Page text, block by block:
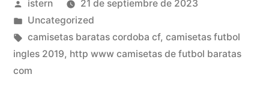
Publicado
por
istern
21 de septiembre de 2023
Publicado
en
Uncategorized
Etiquetas:
camisetas baratas cordoba cf, camisetas futbol
ingles 2019, http www camisetas de futbol baratas
com